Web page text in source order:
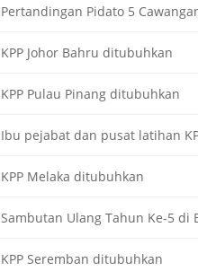
Pertandingan Pidato 5
KPP Johor Bahru ditubuhkan
KPP Pulau Pinang ditubuhkan
Ibu pejabat dan pusat latihan
KPP Melaka ditubuhkan
Sambutan Ulang Tahun Ke-5 di
KPP Seremban ditubuhkan